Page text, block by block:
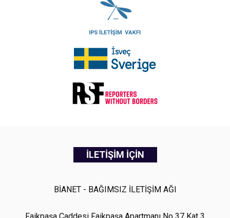
İLETİŞİM İÇİN
BİANET - BAĞIMSIZ İLETİŞİM AĞI